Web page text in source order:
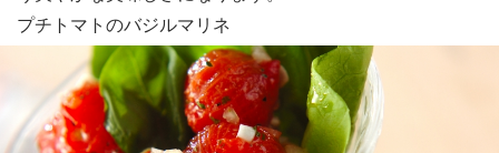
プチトマトのバジルマリネ